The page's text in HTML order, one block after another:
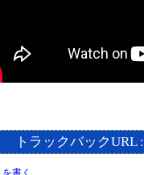
トラックバックURL :
書く